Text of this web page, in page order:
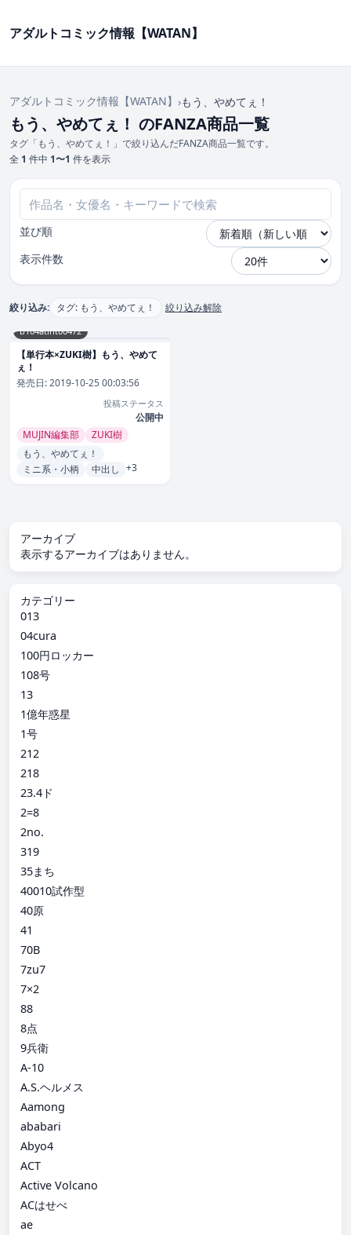
アダルトコミック情報【WATAN】
アダルトコミック情報【WATAN】 ›もう、やめてぇ！
もう、やめてぇ！ のFANZA商品一覧
タグ「もう、やめてぇ！」で絞り込んだFANZA商品一覧です。
全 1 件中 1〜1 件を表示
並び順
表示件数
絞り込み: タグ: もう、やめてぇ！ 絞り込み解除
b104atint00472
【単行本×ZUKI樹】もう、やめて
ぇ！
発売日:2019-10-25 00:03:56
投稿ステータス
公開中
MUJIN編集部
ZUKI樹
もう、やめてぇ！
ミニ系・小柄
中出し +3
アーカイブ
表示するアーカイブはありません。
カテゴリー
013
04cura
100円ロッカー
108号
13
1億年惑星
1号
212
218
23.4ド
2=8
2no.
319
35まち
40010試作型
40原
41
70B
7zu7
7×2
88
8点
9兵衛
A-10
A.S.ヘルメス
Aamong
ababari
Abyo4
ACT
Active Volcano
ACはせべ
ae